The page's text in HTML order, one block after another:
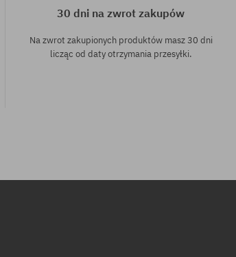
30 dni na zwrot zakupów
Na zwrot zakupionych produktów masz 30 dni
licząc od daty otrzymania przesyłki.